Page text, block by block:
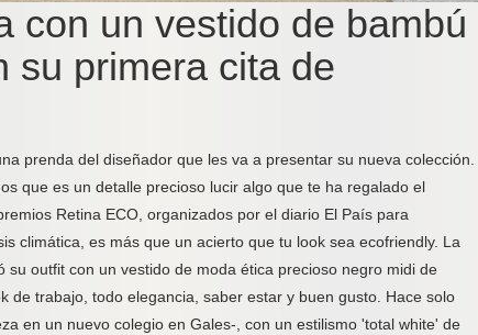
con un vestido de bambú
su primera cita de
prenda del diseñador que les va a presentar su nueva colección.
que es un detalle precioso lucir algo que te ha regalado el
Retina ECO, organizados por el diario El País para
climática, es más que un acierto que tu look sea ecofriendly. La
outfit con un vestido de moda ética precioso negro midi de
trabajo, todo elegancia, saber estar y buen gusto. Hace solo
en un nuevo colegio en Gales-, con un estilismo 'total white' de